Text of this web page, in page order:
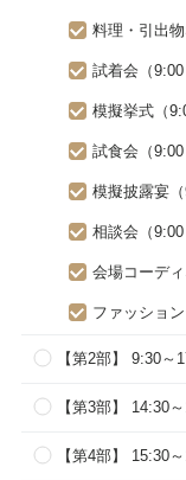
料理・引出
試着会（9:00
模擬挙式（
試食会（9:00
模擬披露宴（
相談会（9:00
会場コーディ
ファッショ
【第2部】 9:30～
【第3部】 14:30
【第4部】 15:30